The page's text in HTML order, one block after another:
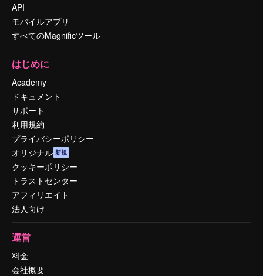
API
モバイルアプリ
すべてのMagnificツール
はじめに
Academy
ドキュメント
サポート
利用規約
プライバシーポリシー
オリジナル 新規
クッキーポリシー
トラストセンター
アフィリエイト
法人向け
運営
料金
会社概要